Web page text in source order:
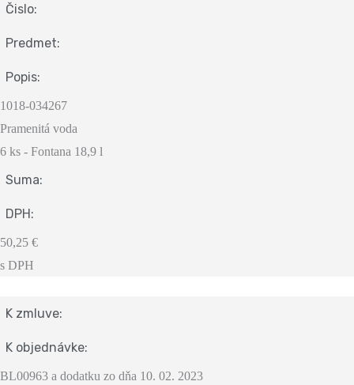
Čislo:
Predmet:
Popis:
1018-034267
Pramenitá voda
6 ks - Fontana 18,9 l
Suma:
DPH:
50,25 €
s DPH
K zmluve:
K objednávke:
BL00963 a dodatku zo dňa 10. 02. 2023